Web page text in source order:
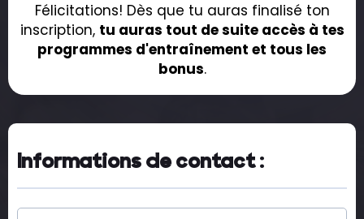
Félicitations! Dès que tu auras finalisé ton
inscription, tu auras tout de suite accès à tes
programmes d'entraînement et tous les
bonus.
Informations de contact :